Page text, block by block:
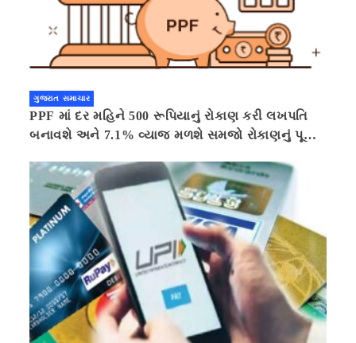
ગુજરાત સમાચાર
PPF માં દર મહિને 500 રૂપિયાનું રોકાણ કરી લખપતિ
બનાવશે અને 7.1% વ્યાજ મળશે સમજો રોકાણનું પૂરું